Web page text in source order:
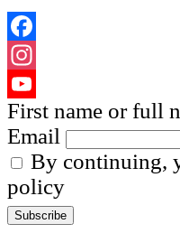
Facebook
Instagram
YouTube
Channel
First name or full
Email
By continuing,
policy